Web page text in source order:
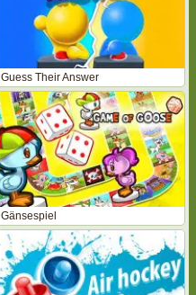
Guess Their Answer
Gänsespiel